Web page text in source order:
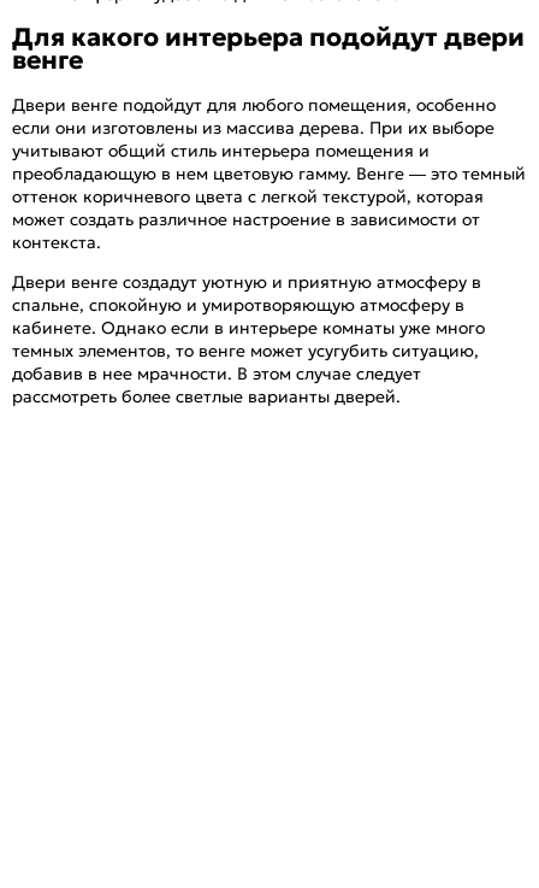
Для какого интерьера подойдут двери
венге
Двери венге подойдут для любого помещения, особенно
если они изготовлены из массива дерева. При их выборе
учитывают общий стиль интерьера помещения и
преобладающую в нем цветовую гамму. Венге — это темный
оттенок коричневого цвета с легкой текстурой, которая
может создать различное настроение в зависимости от
контекста.
Двери венге создадут уютную и приятную атмосферу в
спальне, спокойную и умиротворяющую атмосферу в
кабинете. Однако если в интерьере комнаты уже много
темных элементов, то венге может усугубить ситуацию,
добавив в нее мрачности. В этом случае следует
рассмотреть более светлые варианты дверей.